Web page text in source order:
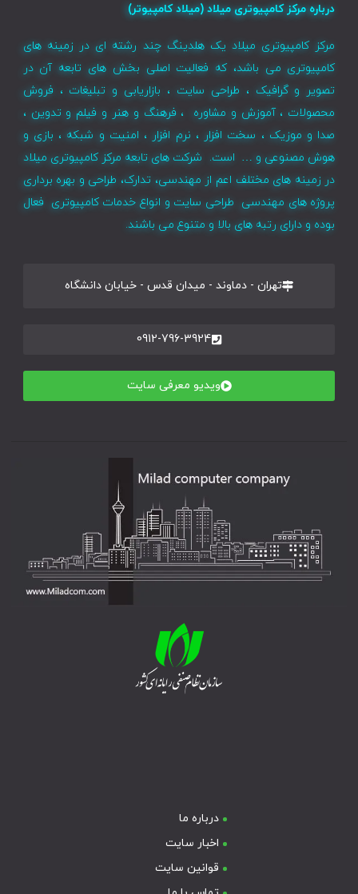
درباره مرکز کامپیوتری میلاد (میلاد کامپیوتر)
مرکز کامپیوتری میلاد یک هلدینگ چند رشته ای در زمینه های
کامپیوتری می باشد، که فعالیت اصلی بخش های تابعه آن در
تصویر و گرافیک ، طراحی سایت ، بازاریابی و تبلیغات ، فروش
محصولات ، آموزش و مشاوره ، فرهنگ و هنر و فیلم و تدوین ،
صدا و موزیک ، سخت افزار ، نرم افزار ، امنیت و شبکه ، بازی و
هوش مصنوعی و … است. شرکت های تابعه مرکز کامپیوتری میلاد
در زمینه های مختلف اعم از مهندسی، تدارک، طراحی و بهره برداری
پروژه های مهندسی طراحی سایت و انواع خدمات کامپیوتری فعال
بوده و دارای رتبه های بالا و متنوع می باشند.
تهران - دماوند - میدان قدس - خیابان دانشگاه
0912-796-3924
ویدیو معرفی سایت
درباره ما